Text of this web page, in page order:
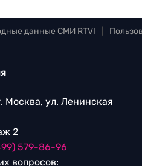
данные СМИ RTVI
Москва, ул. Ленинская
2
579-86-96
вопросов: